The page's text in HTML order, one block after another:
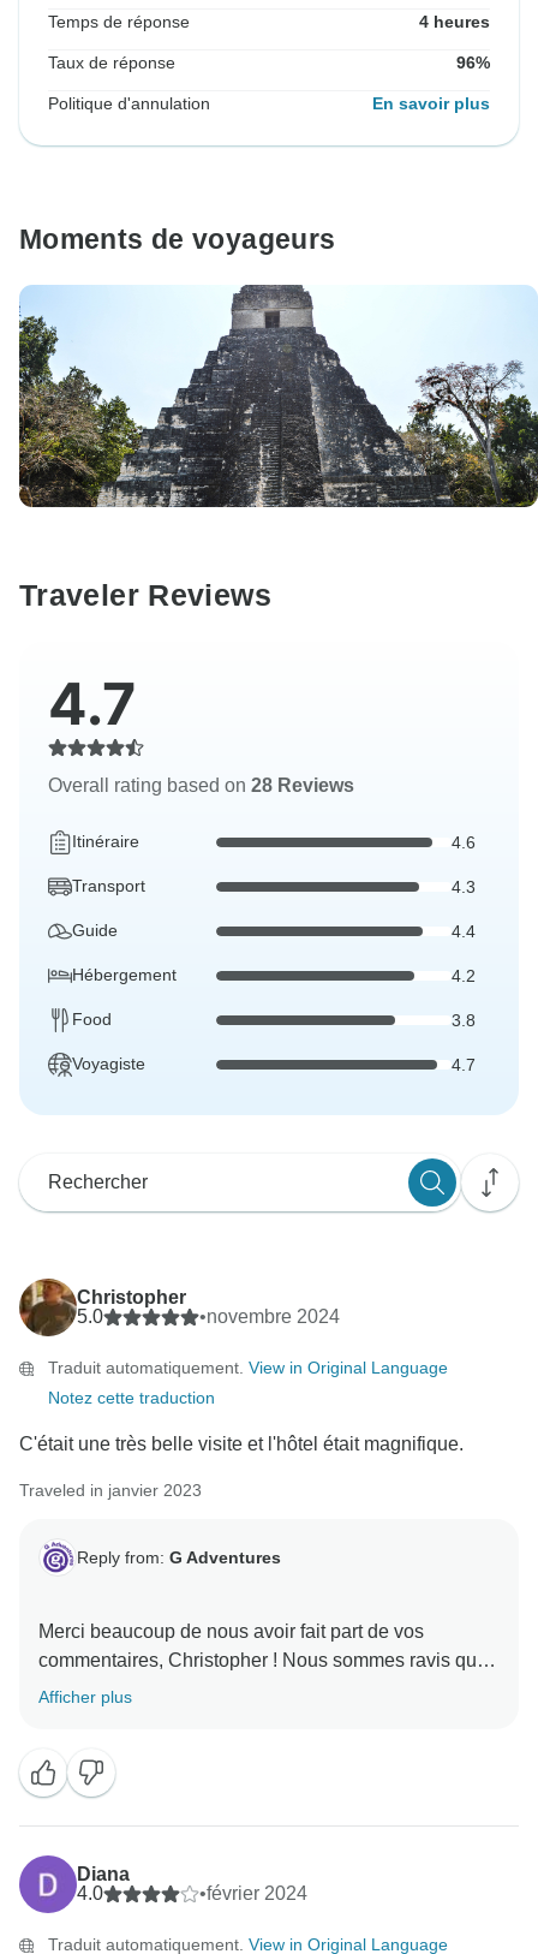
Temps de réponse 4 heures
Taux de réponse 96%
Politique d'annulation En savoir plus
Moments de voyageurs
Traveler Reviews
4.7
Overall rating based on 28 Reviews
Itinéraire 4.6
Transport 4.3
Guide 4.4
Hébergement 4.2
Food 3.8
Voyagiste 4.7
Christopher
5.0
•novembre 2024
Traduit automatiquement. View in Original Language
Notez cette traduction
C'était une très belle visite et l'hôtel était magnifique.
Traveled in janvier 2023
Reply from: G Adventures
Merci beaucoup de nous avoir fait part de vos
commentaires, Christopher ! Nous sommes ravis que
vous ayez apprécié votre séjour parmi nous et nous
Afficher plus
Diana
4.0
•février 2024
Traduit automatiquement. View in Original Language